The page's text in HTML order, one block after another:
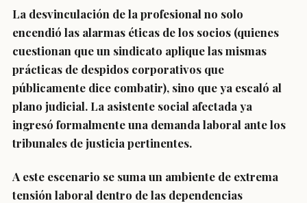
La desvinculación de la profesional no solo
encendió las alarmas éticas de los socios (quienes
cuestionan que un sindicato aplique las mismas
prácticas de despidos corporativos que
públicamente dice combatir), sino que ya escaló al
plano judicial. La asistente social afectada ya
ingresó formalmente una demanda laboral ante los
tribunales de justicia pertinentes.
A este escenario se suma un ambiente de extrema
tensión laboral dentro de las dependencias